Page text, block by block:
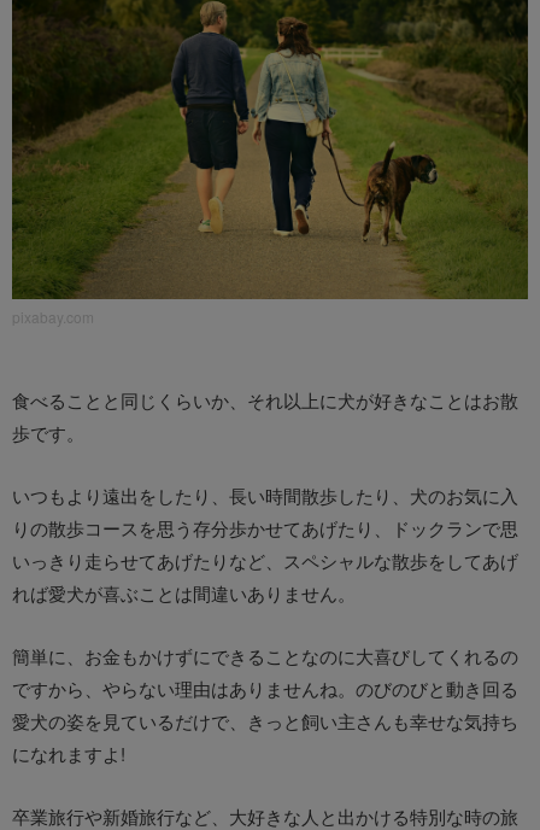
pixabay.com
食べることと同じくらいか、それ以上に犬が好きなことはお散
歩です。
いつもより遠出をしたり、長い時間散歩したり、犬のお気に入
りの散歩コースを思う存分歩かせてあげたり、ドックランで思
いっきり走らせてあげたりなど、スペシャルな散歩をしてあげ
れば愛犬が喜ぶことは間違いありません。
簡単に、お金もかけずにできることなのに大喜びしてくれるの
ですから、やらない理由はありませんね。のびのびと動き回る
愛犬の姿を見ているだけで、きっと飼い主さんも幸せな気持ち
になれますよ!
卒業旅行や新婚旅行など、大好きな人と出かける特別な時の旅